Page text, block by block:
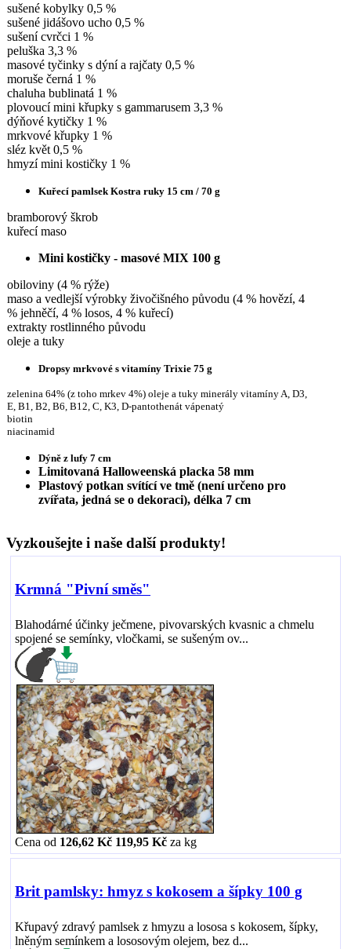
sušené kobylky 0,5 %
sušené jidášovo ucho 0,5 %
sušení cvrčci 1 %
peluška 3,3 %
masové tyčinky s dýní a rajčaty 0,5 %
moruše černá 1 %
chaluha bublinatá 1 %
plovoucí mini křupky s gammarusem 3,3 %
dýňové kytičky 1 %
mrkvové křupky 1 %
sléz květ 0,5 %
hmyzí mini kostičky 1 %
Kuřecí pamlsek Kostra ruky 15 cm / 70 g
bramborový škrob
kuřecí maso
Mini kostičky - masové MIX 100 g
obiloviny (4 % rýže)
maso a vedlejší výrobky živočišného původu (4 % hovězí, 4
% jehněčí, 4 % losos, 4 % kuřecí)
extrakty rostlinného původu
oleje a tuky
Dropsy mrkvové s vitamíny Trixie 75 g
zelenina 64% (z toho mrkev 4%) oleje a tuky minerály vitamíny A, D3,
E, B1, B2, B6, B12, C, K3, D-pantothenát vápenatý
biotin
niacinamid
Dýně z lufy 7 cm
Limitovaná Halloweenská placka 58 mm
Plastový potkan svítící ve tmě (není určeno pro
zvířata, jedná se o dekoraci), délka 7 cm
Vyzkoušejte i naše další produkty!
Krmná "Pivní směs"
Blahodárné účinky ječmene, pivovarských kvasnic a chmelu
spojené se semínky, vločkami, se sušeným ov...
Cena od 126,62 Kč 119,95 Kč za kg
Brit pamlsky: hmyz s kokosem a šípky 100 g
Křupavý zdravý pamlsek z hmyzu a lososa s kokosem, šípky,
lněným semínkem a lososovým olejem, bez d...